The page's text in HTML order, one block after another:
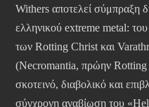
Withers αποτελεί σύμπραξη
ελληνικού extreme metal:
των Rotting Christ και
(Necromantia, πρώην
σκοτεινό, διαβολικό και
σύγχρονη αναβίωση του